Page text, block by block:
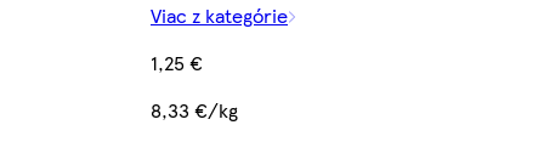
Viac z kategórie
1,25 €
8,33 €/kg